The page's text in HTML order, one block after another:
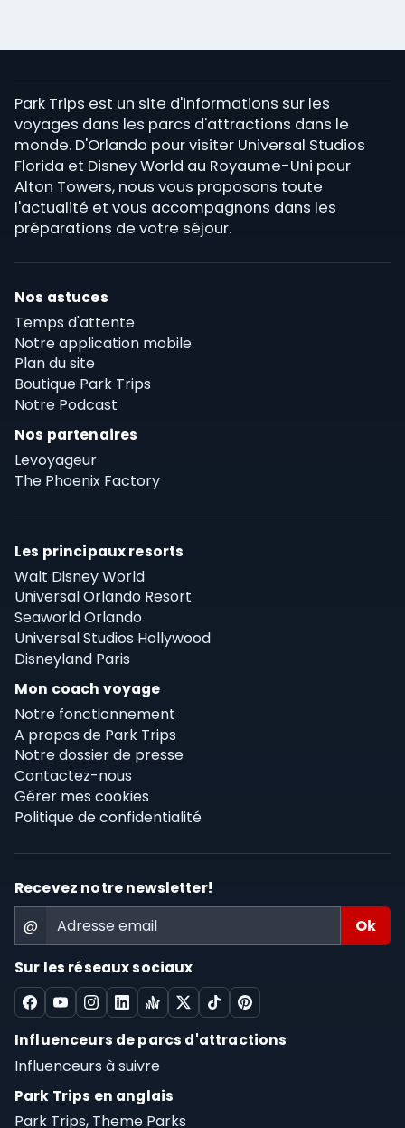
Park Trips est un site d'informations sur les
voyages dans les parcs d'attractions dans le
monde. D'Orlando pour visiter Universal Studios
Florida et Disney World au Royaume-Uni pour
Alton Towers, nous vous proposons toute
l'actualité et vous accompagnons dans les
préparations de votre séjour.
Nos astuces
Temps d'attente
Notre application mobile
Plan du site
Boutique Park Trips
Notre Podcast
Nos partenaires
Levoyageur
The Phoenix Factory
Les principaux resorts
Walt Disney World
Universal Orlando Resort
Seaworld Orlando
Universal Studios Hollywood
Disneyland Paris
Mon coach voyage
Notre fonctionnement
A propos de Park Trips
Notre dossier de presse
Contactez-nous
Gérer mes cookies
Politique de confidentialité
Recevez notre newsletter!
@
Sur les réseaux sociaux
Influenceurs de parcs d'attractions
Influenceurs à suivre
Park Trips en anglais
Park Trips, Theme Parks